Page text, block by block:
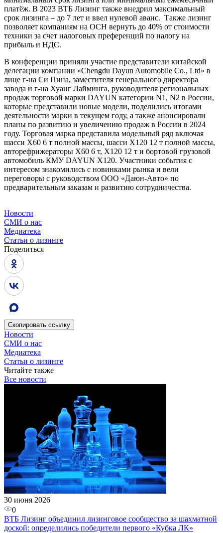
платёж. В 2023 ВТБ Лизинг также внедрил максимальный
срок лизинга – до 7 лет и ввел нулевой аванс. Также лизинг
позволяет компаниям на ОСН вернуть до 40% от стоимости
техники за счет налоговых преференций по налогу на
прибыль и НДС.
В конференции приняли участие представители китайской
делегации компании «Chengdu Dayun Automobile Co., Ltd» в
лице г-на Cи Пина, заместителя генерального директора
завода и г-на Хуанг Лайминга, руководителя региональных
продаж торговой марки DAYUN категории N1, N2 в России,
которые представили новые модели, поделились итогами
деятельности марки в текущем году, а также анонсировали
планы по развитию и увеличению продаж в России в 2024
году. Торговая марка представила модельный ряд включая
шасси X60 6 т полной массы, шасси Х120 12 т полной массы,
авторефрижераторы Х60 6 т, X120 12 т и бортовой грузовой
автомобиль КМУ DAYUN X120. Участники события с
интересом знакомились с новинками рынка и вели
переговоры с руководством ООО «Даюн-Авто» по
предварительным заказам и развитию сотрудничества.
Новости
СМИ о нас
Медиатека
Статьи о лизинге
Поделиться
Скопировать ссылку
Новости
СМИ о нас
Медиатека
Статьи о лизинге
Читайте также
Все новости
30 июня 2026
0
ВТБ Лизинг объединил лизинговое сообщество за шахматной
доской: определились победители первого «Кубка ЛК»